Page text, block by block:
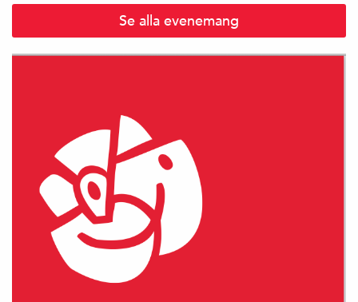
Se alla evenemang